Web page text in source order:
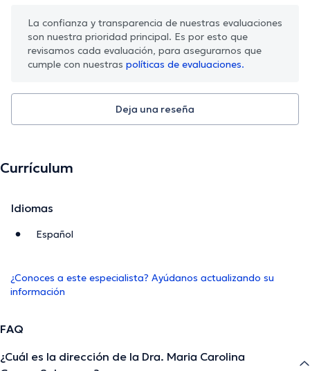
La confianza y transparencia de nuestras evaluaciones
son nuestra prioridad principal. Es por esto que
revisamos cada evaluación, para asegurarnos que
cumple con nuestras políticas de evaluaciones.
Deja una reseña
Currículum
Idiomas
Español
¿Conoces a este especialista? Ayúdanos actualizando su
información
FAQ
¿Cuál es la dirección de la Dra. Maria Carolina